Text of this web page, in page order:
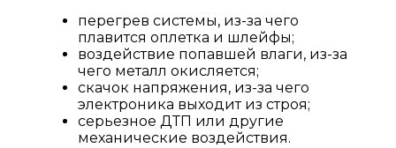
перегрев системы, из-за чего
плавится оплетка и шлейфы;
воздействие попавшей влаги, из-за
чего металл окисляется;
скачок напряжения, из-за чего
электроника выходит из строя;
серьезное ДТП или другие
механические воздействия.